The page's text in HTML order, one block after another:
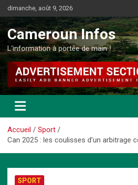
Aller
au
contenu
dimanche, août 9, 2026
Cameroun Infos
L'information à portée de main !
Accueil
Sport
Can 2025 : les coulisses d’un arbitrage
SPORT